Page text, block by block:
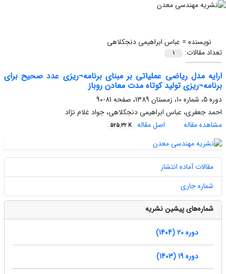
نویسنده = عباس ابراهیمی دنجکلاهی
تعداد مقالات:
1
ارایه مدل ریاضی عملیاتی بر مبنای برنامه¬ریزی عدد صحیح برای
برنامه¬ریزی تولید کوتاه مدت معادن روباز
دوره 5، شماره 10، زمستان 1389، صفحه
81-90
احمد جعفری، عباس ابراهیمی دنجکلاهی، جواد غلام نژاد
مشاهده مقاله
اصل مقاله 525.32 K
مقالات آماده انتشار
شماره جاری
شماره‌های پیشین نشریه
دوره 20 (1404)
دوره 19 (1403)